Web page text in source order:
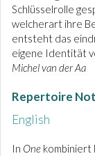
Schlüsselrolle
welcherart ihre
entsteht das
eigene Identität
Michel van der Aa
Repertoire
English
In One kombiniert